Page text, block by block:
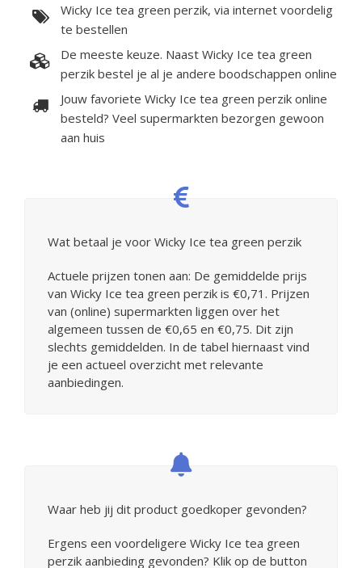
Wicky Ice tea green perzik, via internet voordelig
te bestellen
De meeste keuze. Naast Wicky Ice tea green
perzik bestel je al je andere boodschappen online
Jouw favoriete Wicky Ice tea green perzik online
besteld? Veel supermarkten bezorgen gewoon
aan huis
Wat betaal je voor Wicky Ice tea green perzik
Actuele prijzen tonen aan: De gemiddelde prijs
van Wicky Ice tea green perzik is €0,71. Prijzen
van (online) supermarkten liggen over het
algemeen tussen de €0,65 en €0,75. Dit zijn
slechts gemiddelden. In de tabel hiernaast vind
je een actueel overzicht met relevante
aanbiedingen.
Waar heb jij dit product goedkoper gevonden?
Ergens een voordeligere Wicky Ice tea green
perzik aanbieding gevonden? Klik op de button